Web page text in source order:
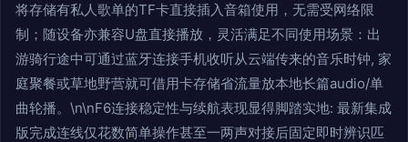
将存储有私人歌单的TF卡直接插入音箱使用，无需受网络限
制；随设备亦兼容U盘直接播放，灵活满足不同使用场景：出
游骑行途中可通过蓝牙连接手机收听从云端传来的音乐时钟, 家
庭聚餐或草地野营就可借用卡存储省流量放本地长篇audio/单
曲轮播。\n\nF6连接稳定性与续航表现显得脚踏实地: 最新集成
版完成连线仅花数简单操作甚至一两声对接后固定即时辨识匹